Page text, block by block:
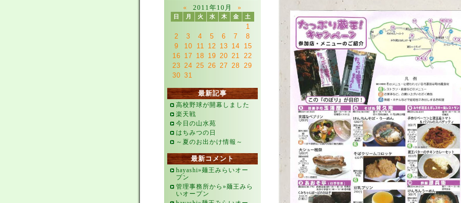
«
2011年10月 »
日 月 火 水 木 金 土
1
2
3 4 5 6 7
8
9
10 11 12 13 14
15
16 17 18 19 20 21 22
23 24 25 26 27 28 29
30 31
最新記事
高校野球が開幕しました
楽天戦
今日の山水苑
はちみつの日
～夏のお出かけ情報～
最新コメント
hayashi»麺王みらいオー
プン
管理事務所から»麺王みら
いオープン